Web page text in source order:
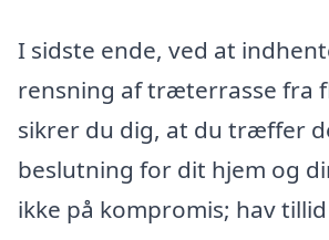
I sidste ende, ved at
rensning af træterrasse fra
sikrer du dig, at du træffer
beslutning for dit hjem og
ikke på kompromis; hav